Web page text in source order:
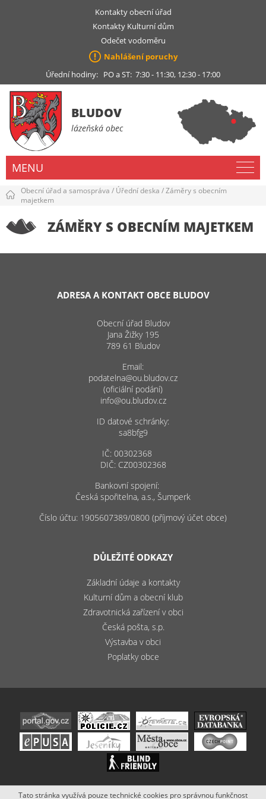
Kontakty obecní úřad
Kontakty Kulturní dům
Odečet vodoměru
Nahlášení poruchy
Úřední hodiny: PO a ST: 7:30 - 11:30, 12:30 - 17:00
BLUDOV
lázeňská obec
MENU
Obecní úřad a samospráva / Úřední deska /Záměry s obecním
majetkem
ZÁMĚRY S OBECNÍM MAJETKEM
ADRESA A KONTAKT OBCE BLUDOV
Obecní úřad Bludov
Jana Žižky 195
789 61 Bludov
Email:
podatelna@ou.bludov.cz
(oficiální podání)
info@ou.bludov.cz
ID datové schránky:
sa8bfg9
IČ: 00302368
DIČ: CZ00302368
Bankovní spojení:
Česká spořitelna, a.s., Šumperk
Číslo účtu: 1905607389/0800 (příjmový účet obce)
DŮLEŽITÉ ODKAZY
Základní údaje a kontakty
Kulturní dům a obecní klub
Zdravotnická zařízení v obci
Česká pošta, s.p.
Výstavba v obci
Poplatky obce
Tato stránka využívá pouze technické cookies pro správnou funkčnost